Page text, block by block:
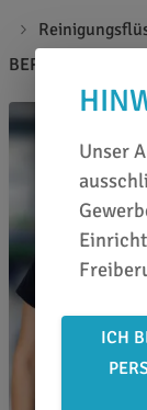
BERATEN LASSEN
Unser
ICH